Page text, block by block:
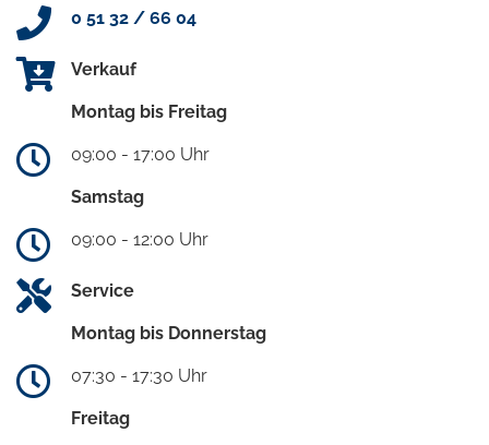
0 51 32 / 66 04
Verkauf
Montag bis Freitag
09:00 - 17:00 Uhr
Samstag
09:00 - 12:00 Uhr
Service
Montag bis Donnerstag
07:30 - 17:30 Uhr
Freitag